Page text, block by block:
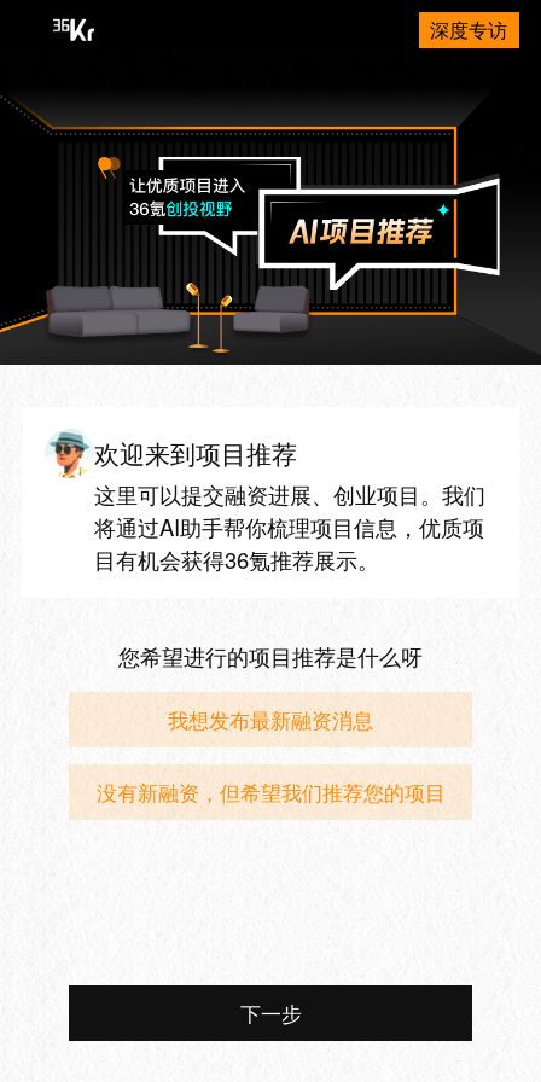
深度专访
欢迎来到项目推荐
这里可以提交融资进展、创业项目。我们
将通过AI助手帮你梳理项目信息，优质项
目有机会获得36氪推荐展示。
您希望进行的项目推荐是什么呀
我想发布最新融资消息
没有新融资，但希望我们推荐您的项目
下一步